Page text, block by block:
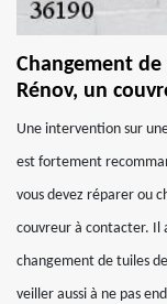
Changement
Rénov, un
Une intervention sur
est fortement
vous devez réparer ou
couvreur à contacter. Il
changement de tuiles
veiller aussi à ne pas